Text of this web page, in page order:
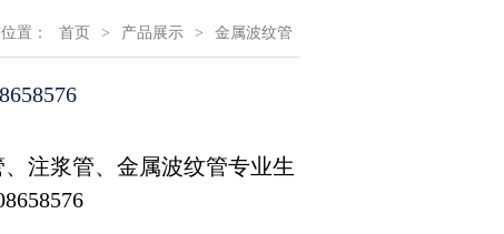
置： 首页 > 产品展示 > 金属波纹管
注浆管、金属波纹管专业生